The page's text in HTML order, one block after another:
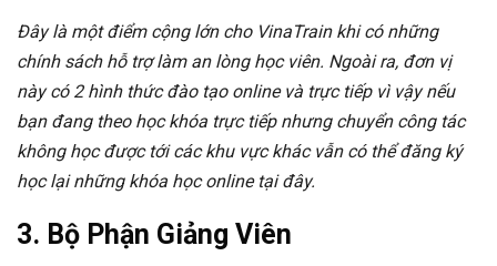
Đây là một điểm cộng lớn cho VinaTrain khi có những
chính sách hỗ trợ làm an lòng học viên. Ngoài ra, đơn vị
này có 2 hình thức đào tạo online và trực tiếp vì vậy nếu
bạn đang theo học khóa trực tiếp nhưng chuyển công tác
không học được tới các khu vực khác vẫn có thể đăng ký
học lại những khóa học online tại đây.
3. Bộ Phận Giảng Viên